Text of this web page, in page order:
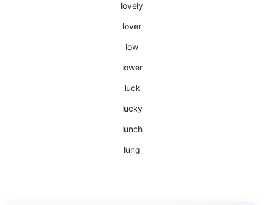
lovely
lover
low
lower
luck
lucky
lunch
lung